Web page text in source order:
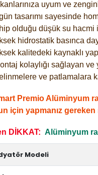
uyum ve
tasarımı sayesinde
olduğu düşük su hacmi
hidrostatik basınca
kalitedeki kaynaklı
kolaylığı sağlayan ve
ve patlamalara
Premio Alüminyum
için yapmanız gereken
DİKKAT: Alüminyum
Modeli